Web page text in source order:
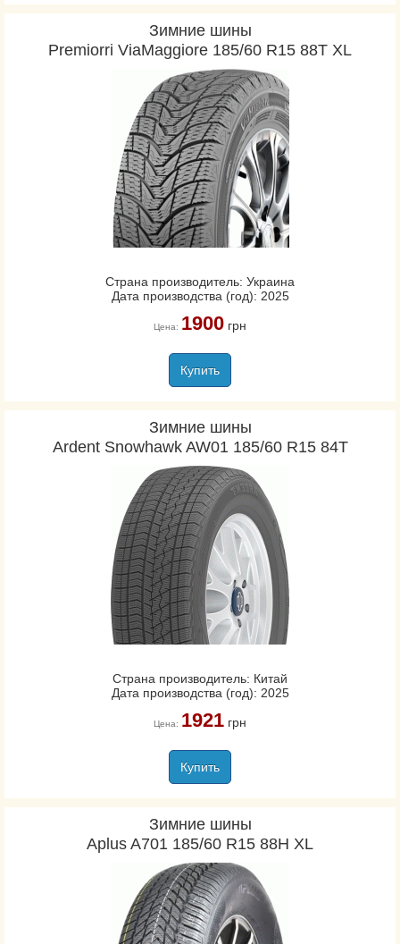
Зимние шины
Premiorri ViaMaggiore 185/60 R15 88T XL
Страна производитель: Украина
Дата производства (год): 2025
Цена: 1900грн
Купить
Зимние шины
Ardent Snowhawk AW01 185/60 R15 84T
Страна производитель: Китай
Дата производства (год): 2025
Цена: 1921грн
Купить
Зимние шины
Aplus A701 185/60 R15 88H XL